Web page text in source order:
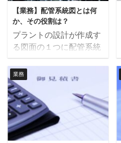
アに向いていない人の特
徴７選 プラントエンジニ
アに向いていない ...
えた蒸気を冷却し、凝縮
させるための大型の熱交
換器です。 ランキンサイ
クルで発電を行う場合に
利用されます。一般的に
気の持つ凝縮潜熱を冷却
塔で排熱するのがほとん
どですが、水源が確保で
きないなどの理由から空
気冷却などを行う場合も
あります。 復水器の器内
【業務】配管系統図とは何
か、その役割は？
プラントの設計が作成す
る図面の１つに配管系統
図があります。 配管系統
図と一言で言ってもプラ
ントオーナーとプラント
エンジでは役割が違いま
すが、今回はプラントエ
ンジからみた配管系統図
の役割について解説しま
業務